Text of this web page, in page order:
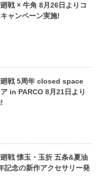
戦 × 牛角 8月26日よりコ
ャンペーン実施!
廻戦 5周年 closed space
in PARCO 8月21日より
戦 懐玉・玉折 五条&夏油
記念の新作アクセサリー発